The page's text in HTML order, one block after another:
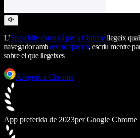
L’Speechify extensió per a Chromellegeix
navegador ambtext to speech, escriu mentre
sobre el que llegeixes
Afegeix a Chrome
App preferida de 2023per Google Chrome